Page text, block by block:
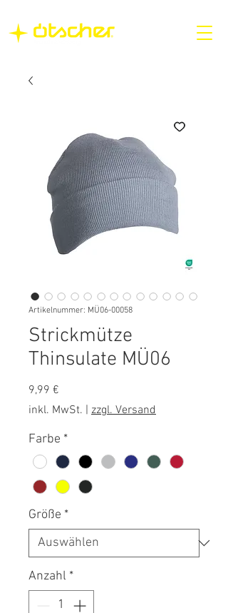
Artikelnummer: MÜ06-00058
Strickmütze
Thinsulate MÜ06
9,99 €
inkl. MwSt.
zzgl. Versand
Farbe *
Größe *
Anzahl *